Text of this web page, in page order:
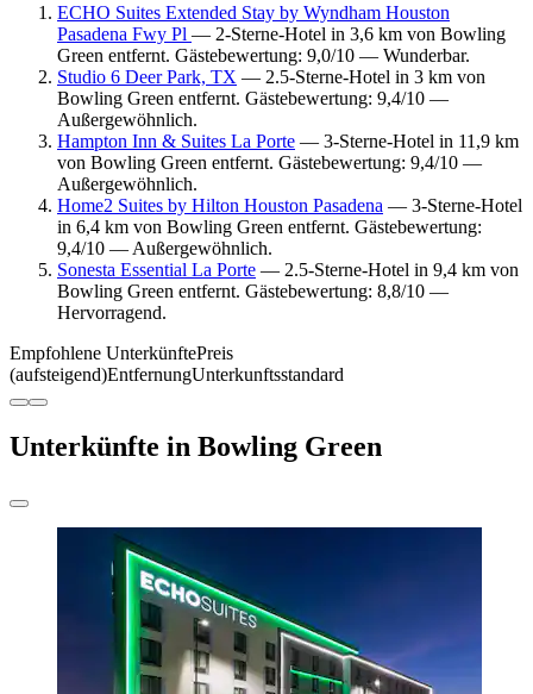
ECHO Suites Extended Stay by Wyndham Houston
Pasadena Fwy Pl — 2-Sterne-Hotel in 3,6 km von Bowling
Green entfernt. Gästebewertung: 9,0/10 — Wunderbar.
Studio 6 Deer Park, TX — 2.5-Sterne-Hotel in 3 km von
Bowling Green entfernt. Gästebewertung: 9,4/10 —
Außergewöhnlich.
Hampton Inn & Suites La Porte — 3-Sterne-Hotel in 11,9 km
von Bowling Green entfernt. Gästebewertung: 9,4/10 —
Außergewöhnlich.
Home2 Suites by Hilton Houston Pasadena — 3-Sterne-Hotel
in 6,4 km von Bowling Green entfernt. Gästebewertung:
9,4/10 — Außergewöhnlich.
Sonesta Essential La Porte — 2.5-Sterne-Hotel in 9,4 km von
Bowling Green entfernt. Gästebewertung: 8,8/10 —
Hervorragend.
Empfohlene UnterkünftePreis
(aufsteigend)EntfernungUnterkunftsstandard
Unterkünfte in Bowling Green